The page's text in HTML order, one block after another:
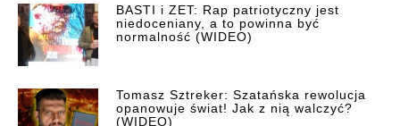
BASTI i ZET: Rap patriotyczny jest
niedoceniany, a to powinna być
normalność (WIDEO)
Tomasz Sztreker: Szatańska rewolucja
opanowuje świat! Jak z nią walczyć?
(WIDEO)